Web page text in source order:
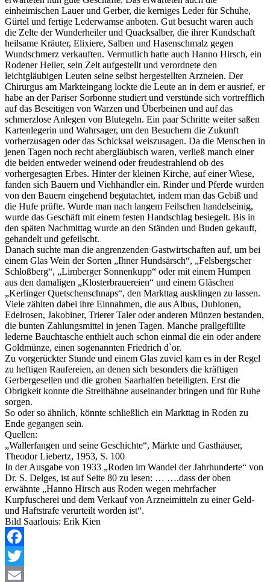
einheimischen Lauer und Gerber, die kerniges Leder für Schuhe,
Gürtel und fertige Lederwamse anboten. Gut besucht waren auch
die Zelte der Wunderheiler und Quacksalber, die ihrer Kundschaft
heilsame Kräuter, Elixiere, Salben und Hasenschmalz gegen
Wundschmerz verkauften. Vermutlich hatte auch Hanno Hirsch, ein
Rodener Heiler, sein Zelt aufgestellt und verordnete den
leichtgläubigen Leuten seine selbst hergestellten Arzneien. Der
Chirurgus am Markteingang lockte die Leute an in dem er ausrief, er
habe an der Pariser Sorbonne studiert und verstünde sich vortrefflich
auf das Beseitigen von Warzen und Überbeinen und auf das
schmerzlose Anlegen von Blutegeln. Ein paar Schritte weiter saßen
Kartenlegerin und Wahrsager, um den Besuchern die Zukunft
vorherzusagen oder das Schicksal weiszusagen. Da die Menschen in
jenen Tagen noch recht abergläubisch waren, verließ manch einer
die beiden entweder weinend oder freudestrahlend ob des
vorhergesagten Erbes. Hinter der kleinen Kirche, auf einer Wiese,
fanden sich Bauern und Viehhändler ein. Rinder und Pferde wurden
von den Bauern eingehend begutachtet, indem man das Gebiß und
die Hufe prüfte. Wurde man nach langem Feilschen handelseinig,
wurde das Geschäft mit einem festen Handschlag besiegelt. Bis in
den späten Nachmittag wurde an den Ständen und Buden gekauft,
gehandelt und gefeilscht.
Danach suchte man die angrenzenden Gastwirtschaften auf, um bei
einem Glas Wein der Sorten „Ihner Hundsärsch“, „Felsbergscher
Schloßberg“, „Limberger Sonnenkupp“ oder mit einem Humpen
aus den damaligen „Klosterbrauereien“ und einem Gläschen
„Kerlinger Quetschenschnaps“, den Markttag ausklingen zu lassen.
Viele zählten dabei ihre Einnahmen, die aus Albus, Dublonen,
Edelrosen, Jakobiner, Trierer Taler oder anderen Münzen bestanden,
die bunten Zahlungsmittel in jenen Tagen. Manche prallgefüllte
lederne Bauchtasche enthielt auch schon einmal die ein oder andere
Goldmünze, einen sogenannten Friedrich d`or.
Zu vorgerückter Stunde und einem Glas zuviel kam es in der Regel
zu heftigen Raufereien, an denen sich besonders die kräftigen
Gerbergesellen und die groben Saarhalfen beteiligten. Erst die
Obrigkeit konnte die Streithähne auseinander bringen und für Ruhe
sorgen.
So oder so ähnlich, könnte schließlich ein Markttag in Roden zu
Ende gegangen sein.
Quellen:
„Wallerfangen und seine Geschichte“, Märkte und Gasthäuser,
Theodor Liebertz, 1953, S. 100
In der Ausgabe von 1933 „Roden im Wandel der Jahrhunderte“ von
Dr. S. Delges, ist auf Seite 80 zu lesen: … ….dass der oben
erwähnte „Hanno Hirsch aus Roden wegen mehrfacher
Kurpfuscherei und dem Verkauf von Arzneimitteln zu einer Geld-
und Haftstrafe verurteilt worden ist“.
Bild Saarlouis: Erik Kien
Facebook
Twitter